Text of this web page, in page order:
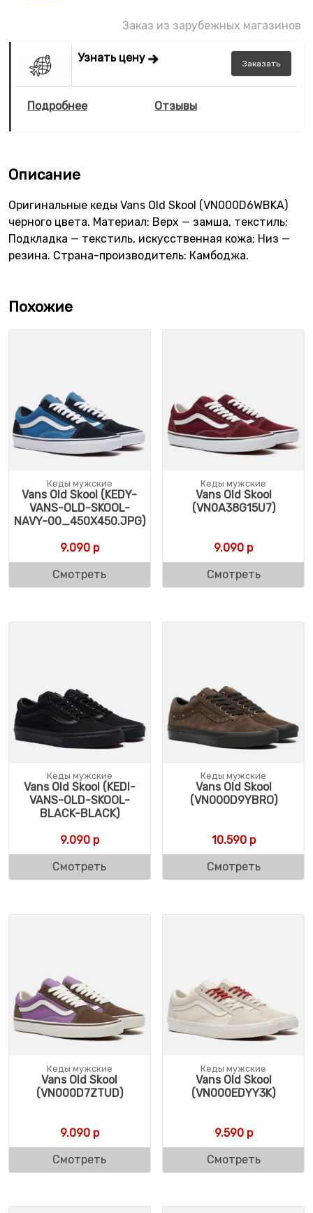
Заказ из зарубежных магазинов
Узнать цену Заказать
Подробнее Отзывы
Описание
Оригинальные кеды Vans Old Skool (VN000D6WBKA)
черного цвета. Материал: Верх — замша, текстиль;
Подкладка — текстиль, искусственная кожа; Низ —
резина. Страна-производитель: Камбоджа.
Похожие
Кеды мужские
Vans Old Skool (KEDY-
VANS-OLD-SKOOL-
NAVY-00_450X450.JPG)
9.090р
Смотреть
Кеды мужские
Vans Old Skool
(VN0A38G15U7)
9.090 р
Смотреть
Кеды мужские
Vans Old Skool (KEDI-
VANS-OLD-SKOOL-
BLACK-BLACK)
9.090р
Смотреть
Кеды мужские
Vans Old Skool
(VN000D9YBRO)
10.590р
Смотреть
Кеды мужские
Vans Old Skool
(VN000D7ZTUD)
9.090р
Смотреть
Кеды мужские
Vans Old Skool
(VN000EDYY3K)
9.590р
Смотреть